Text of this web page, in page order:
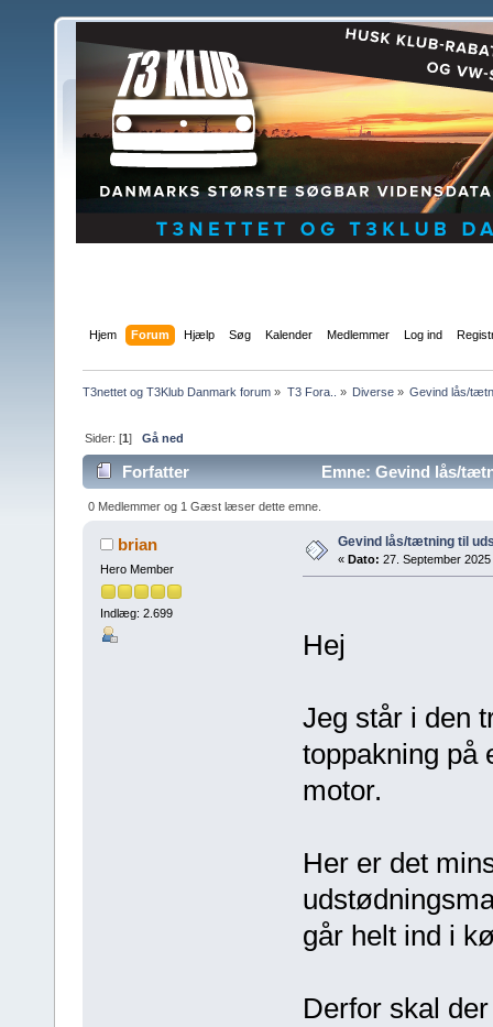
Hjem Forum Hjælp Søg Kalender Medlemmer Log ind
T3nettet og T3Klub Danmark forum » T3 Fora.. » Diverse» Gevind lås/
Sider: [1]Gå ned
Forfatter Emne: Gevind lås/
0 Medlemmer og 1 Gæst læser dette emne.
brian
Hero Member
Indlæg: 2.699
Gevind lås/tætning til
« Dato: 27. September
Hej
Jeg står i den
toppakning på
motor.
Her er det
går helt ind i
Derfor skal